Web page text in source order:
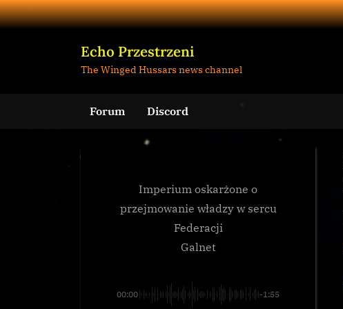
Skip
to
Echo Przestrzeni
The Winged Hussars news channel
Forum Discord
Imperium oskarżone o
przejmowanie władzy w sercu
Federacji
Galnet
00:00 -1:55